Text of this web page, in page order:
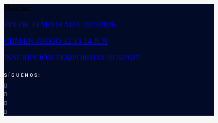
Noticias:
FIN DE TEMPORADA 2025/2026
CBM EN JUEGO 12-13-14 JUN
INSCRIPCIÓN TEMPORADA 2026/2027
SÍGUENOS: